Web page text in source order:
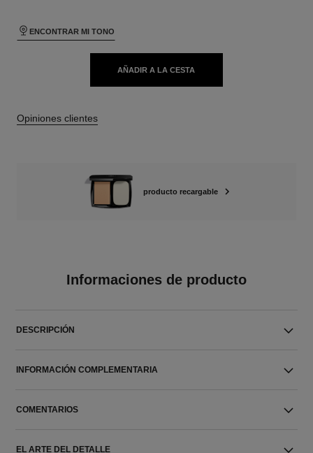
ENCONTRAR MI TONO
AÑADIR A LA CESTA
Opiniones clientes
producto recargable
Informaciones de producto
DESCRIPCIÓN
INFORMACIÓN COMPLEMENTARIA
COMENTARIOS
EL ARTE DEL DETALLE